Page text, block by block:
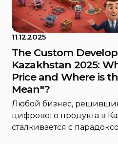
11.12.2025
The Custom
Kazakhstan 2025:
Price and Where is
Mean"?
Любой бизнес, решивший
цифрового продукта в
сталкивается с